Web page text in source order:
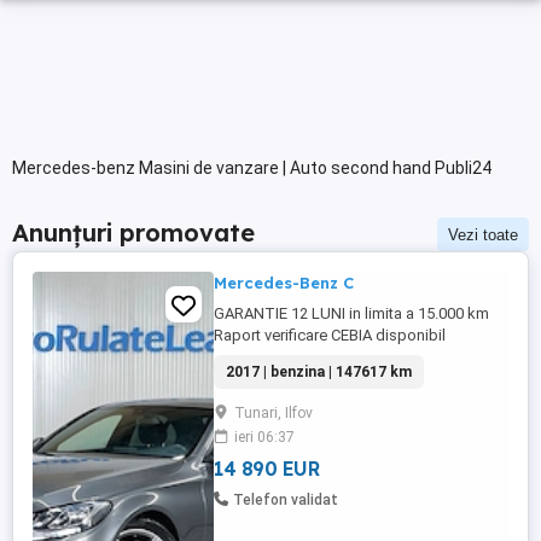
Mercedes-benz Masini de vanzare | Auto second hand Publi24
Anunțuri promovate Vezi toate
Mercedes-Benz C
GARANTIE 12 LUNI in limita a 15.000 km
Raport verificare CEBIA disponibil
persoane fizice (cu venituri obtinute
inclusiv in afara tarii), persoane juridice si
persoane fizice autorizate Factura se va
emite in lei la cursul de vanzare euro al
Bancii Transilvania din ...
2017 | benzina | 147617 km
Tunari, Ilfov
ieri 06:37
14 890 EUR
Telefon validat